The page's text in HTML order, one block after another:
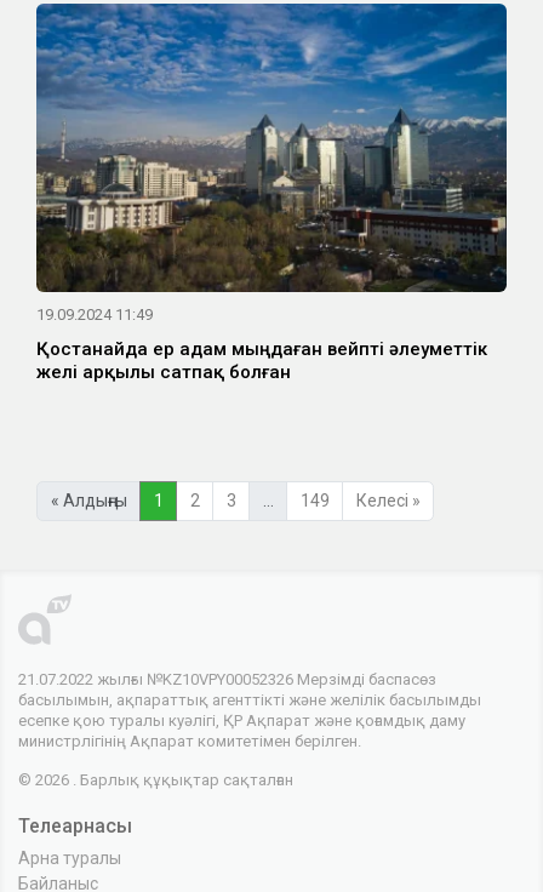
19.09.2024 11:49
Қостанайда ер адам мыңдаған вейпті әлеуметтік
желі арқылы сатпақ болған
« Алдыңғы 1 2 3 149 Келесі »
21.07.2022 жылғы №KZ10VPY00052326 Мерзімді баспасөз
басылымын, ақпараттық агенттікті және желілік басылымды
есепке қою туралы куәлігі, ҚР Ақпарат және қоғамдық даму
министрлігінің Ақпарат комитетімен берілген.
© 2026 . Барлық құқықтар сақталған
Телеарнасы
Арна туралы
Байланыс